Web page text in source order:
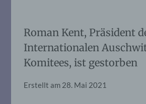
Roman Kent, Präsident
Internationalen
Komitees, ist gestorben
Erstellt am 28. Mai 2021